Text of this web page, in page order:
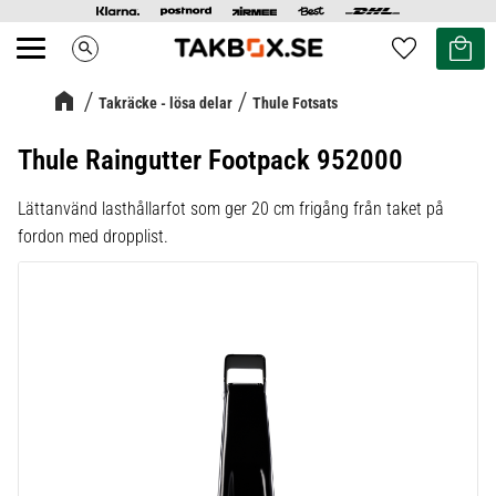
Meny search Favoriter
Kundvagn
Takräcke - lösa delar Thule Fotsats
Thule Raingutter Footpack 952000
Lättanvänd lasthållarfot som ger 20 cm frigång från taket på
fordon med dropplist.